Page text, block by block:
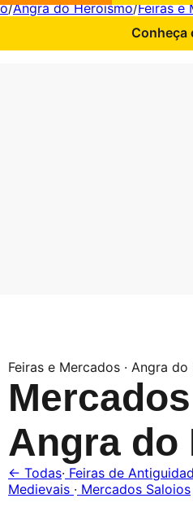
/Angra do Heroísmo/Feiras e
Conheça
Feiras e Mercados · Angra
Angra do
← Todas· Feiras de
Medievais · Mercados Saloios